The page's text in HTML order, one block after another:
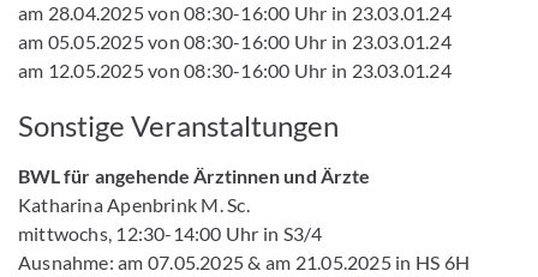
am 28.04.2025 von 08:30-16:00 Uhr in 23.03.01.24
am 05.05.2025 von 08:30-16:00 Uhr in 23.03.01.24
am 12.05.2025 von 08:30-16:00 Uhr in 23.03.01.24
Sonstige Veranstaltungen
BWL für angehende Ärztinnen und Ärzte
Katharina Apenbrink M. Sc.
mittwochs, 12:30-14:00 Uhr in S3/4
Ausnahme: am 07.05.2025 & am 21.05.2025 in HS 6H